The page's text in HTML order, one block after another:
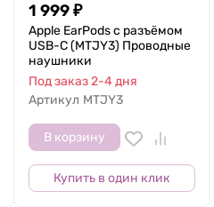
1 999₽
Apple EarPods с разъёмом
USB-C (MTJY3) Проводные
наушники
Под заказ 2-4 дня
Артикул MTJY3
В корзину
Купить в один клик